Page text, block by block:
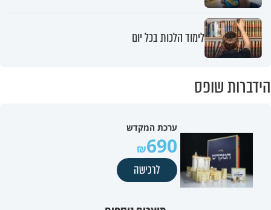
לימוד הלכות בכל יום
הידברות שופס
ערכת המקדש
690
לרכישה